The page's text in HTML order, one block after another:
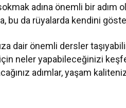
adına önemli bir adım
bu da rüyalarda kendini
dair önemli dersler
neler yapabileceğinizi
adımlar, yaşam